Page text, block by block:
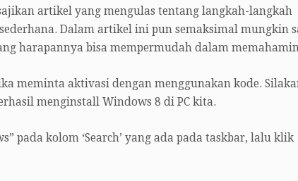
artikel yang mengulas tentang langkah-langkah
Dalam artikel ini pun semaksimal mungkin
harapannya bisa mempermudah dalam
meminta aktivasi dengan menggunakan kode.
menginstall Windows 8 di PC kita.
pada kolom ‘Search’ yang ada pada taskbar, lalu klik